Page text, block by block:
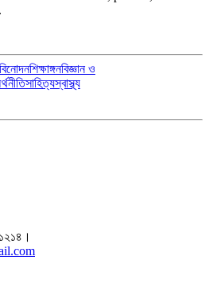
বিনোদনশিক্ষাঙ্গনবিজ্ঞান ও
সাহিত্যস্বাস্থ্য